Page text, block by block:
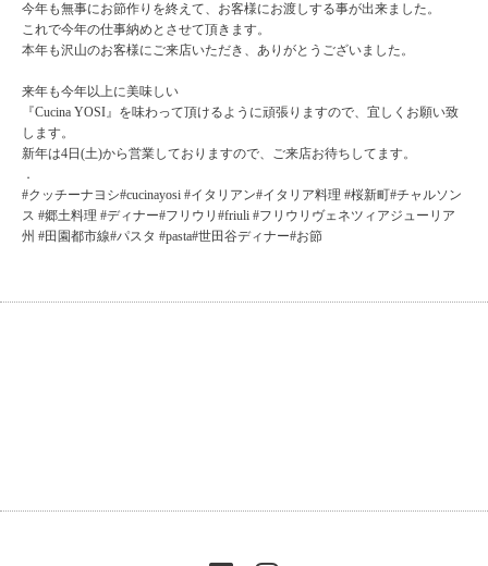
今年も無事にお節作りを終えて、お客様にお渡しする事が出来ました。
これで今年の仕事納めとさせて頂きます。
本年も沢山のお客様にご来店いただき、ありがとうございました。
来年も今年以上に美味しい
『Cucina YOSI』を味わって頂けるように頑張りますので、宜しくお願い致
します。
新年は4日(土)から営業しておりますので、ご来店お待ちしてます。
．
#クッチーナヨシ#cucinayosi #イタリアン#イタリア料理 #桜新町#チャルソン
ス #郷土料理 #ディナー#フリウリ#friuli #フリウリヴェネツィアジューリア
州 #田園都市線#パスタ #pasta#世田谷ディナー#お節